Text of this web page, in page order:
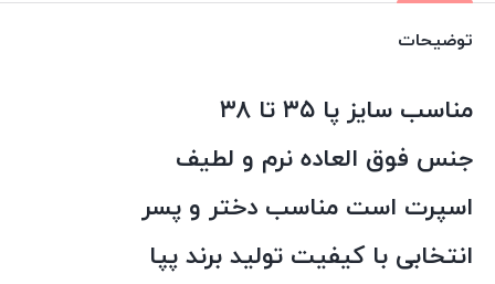
توضیحات
مناسب سایز پا ۳۵ تا ۳۸
جنس فوق العاده نرم و لطیف
اسپرت است مناسب دختر و پسر
انتخابی با کیفیت تولید برند پپا